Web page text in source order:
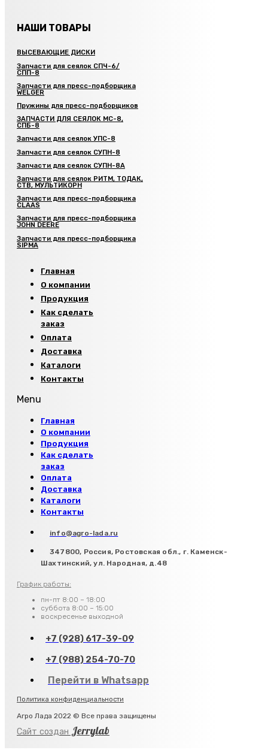
НАШИ ТОВАРЫ
ВЫСЕВАЮЩИЕ ДИСКИ
Запчасти для сеялок СПЧ-6/
СПП-8
Запчасти для пресс-подборщика
WELGER
Пружины для пресс-подборщиков
ЗАПЧАСТИ ДЛЯ СЕЯЛОК МС-8,
СПБ-8
Запчасти для сеялок УПС-8
Запчасти для сеялок СУПН-8
Запчасти для сеялок СУПН-8А
Запчасти для сеялок РИТМ, ТОДАК,
СТВ, МУЛЬТИКОРН
Запчасти для пресс-подборщика
CLAAS
Запчасти для пресс-подборщика
JOHN DEERE
Запчасти для пресс-подборщика
SIPMA
Главная
О компании
Продукция
Как сделать
заказ
Оплата
Доставка
Каталоги
Контакты
Menu
Главная
О компании
Продукция
Как сделать
заказ
Оплата
Доставка
Каталоги
Контакты
info@agro-lada.ru
347800, Россия, Ростовская обл., г. Каменск-
Шахтинский, ул. Народная, д.48
График работы:
пн-пт 8:00 – 18:00
суббота 8:00 – 15:00
воскресенье выходной
+7 (928) 617-39-09
+7 (988) 254-70-70
Перейти в Whatsapp
Политика конфиденциальности
Агро Лада 2022 © Все права защищены
Сайт создан Jerrylab